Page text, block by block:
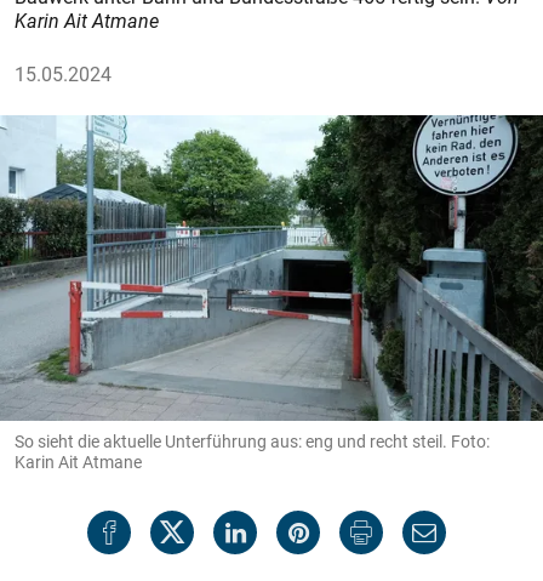
Karin Ait Atmane
15.05.2024
So sieht die aktuelle Unterführung aus: eng und recht steil. Foto:
Karin Ait Atmane